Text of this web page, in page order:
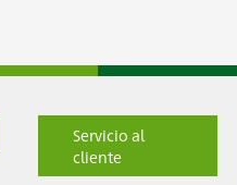
Servicio al
cliente